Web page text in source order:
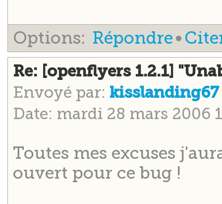
Options: Répondre•
Re: [openflyers 1.2.1]
Envoyé par:
Date: mardi 28 mars 2006
Toutes mes excuses
ouvert pour ce bug !